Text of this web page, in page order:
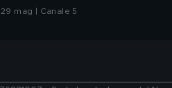
29 mag | Canale 5